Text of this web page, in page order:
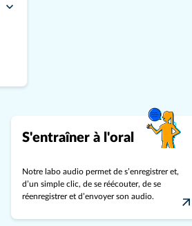
S'entraîner à l'oral
Notre labo audio permet de s’enregistrer et,
d’un simple clic, de se réécouter, de se
réenregistrer et d’envoyer son audio.